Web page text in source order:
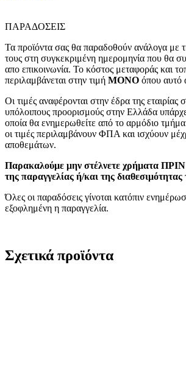
ΠΑΡΑΔΟΣΕΙΣ
Τα προϊόντα σας θα παραδοθούν ανάλογα με
τους στη συγκεκριμένη ημερομηνία που θα
απο επικοινωνία. Το κόστος μεταφοράς και
περιλαμβάνεται στην τιμή MONO όπου αυτό
Οι τιμές αναφέρονται στην έδρα της εταιρίας
υπόλοιπους προορισμούς στην Ελλάδα
οποία θα ενημερωθείτε από το αρμόδιο
οι τιμές περιλαμβάνουν ΦΠΑ και ισχύουν
αποθεμάτων.
Παρακαλούμε μην στέλνετε χρήματα ΠΡΙΝ
της παραγγελίας ή/και της διαθεσιμότητας
Όλες οι παραδόσεις γίνοται κατόπιν
εξοφλημένη η παραγγελία.
Σχετικά προϊόντα